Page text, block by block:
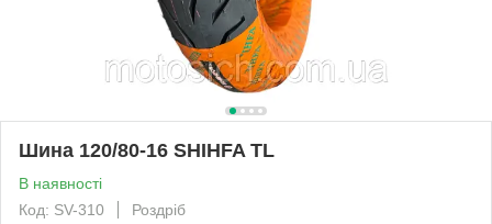
Шина 120/80-16 SHIHFA TL
В наявності
Код: SV-310
Роздріб